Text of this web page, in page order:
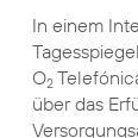
In einem
O2
über das